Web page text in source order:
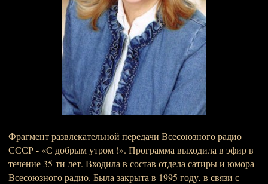
Фрагмент развлекательной передачи Всесоюзного радио
СССР - «С добрым утром !». Программа выходила в эфир в
течение 35-ти лет. Входила в состав отдела сатиры и юмора
Всесоюзного радио. Была закрыта в 1995 году, в связи с